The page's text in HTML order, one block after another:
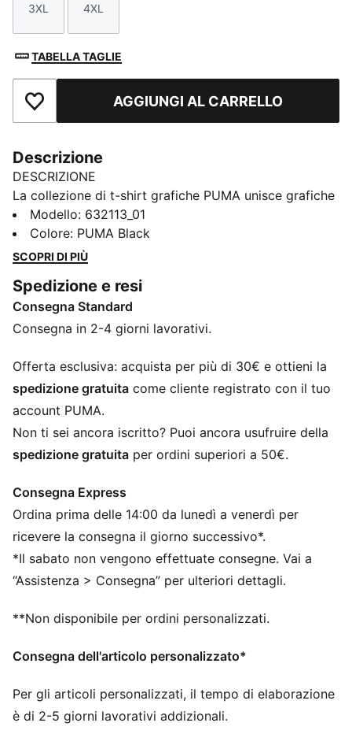
Taglia
3XL
Taglia
4XL
TABELLA TAGLIE
Aggiungi ai PreferitiAGGIUNGI AL CARRELLO
Descrizione
DESCRIZIONE
La collezione di t-shirt grafiche PUMA unisce grafiche
creative e stile semplice, creando capi comodi che
fanno la differenza. Dai motivi astratti ai loghi iconici,
ogni design porta un tocco unico al tuo outfit.
Con almeno il 20% di materiale riciclato
DETTAGLI
Vestibilità: Regolare
Collo: Girocollo
Maniche corte
Lunghezza: Regolare
Modello: 632113_01
Colore: PUMA Black
SCOPRI DI PIÙ
Spedizione e resi
Consegna Standard
Consegna in 2-4 giorni lavorativi.
Offerta esclusiva: acquista per più di 30€ e ottieni la
spedizione gratuita come cliente registrato con il tuo
account PUMA.
Non ti sei ancora iscritto? Puoi ancora usufruire della
spedizione gratuita per ordini superiori a 50€.
Consegna Express
Ordina prima delle 14:00 da lunedì a venerdì per
ricevere la consegna il giorno successivo*.
*Il sabato non vengono effettuate consegne. Vai a
“Assistenza > Consegna” per ulteriori dettagli.
**Non disponibile per ordini personalizzati.
Consegna dell'articolo personalizzato*
Per gli articoli personalizzati, il tempo di elaborazione
è di 2-5 giorni lavorativi addizionali.